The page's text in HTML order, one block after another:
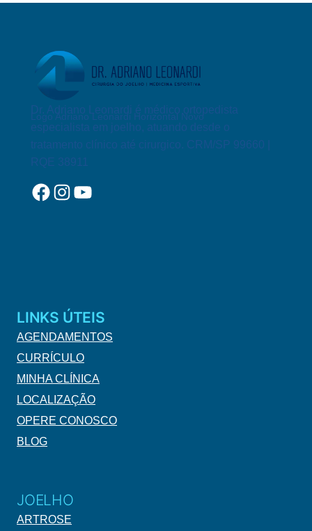
Logo Adriano Leonardi Horizontal Novo
Dr. Adriano Leonardi é médico ortopedista
especialista em joelho, atuando desde o
tratamento clínico até cirurgico. CRM/SP 99660 |
RQE 38911
Facebook
Instagram
YouTube
LINKS ÚTEIS
AGENDAMENTOS
CURRÍCULO
MINHA CLÍNICA
LOCALIZAÇÃO
OPERE CONOSCO
BLOG
JOELHO
ARTROSE